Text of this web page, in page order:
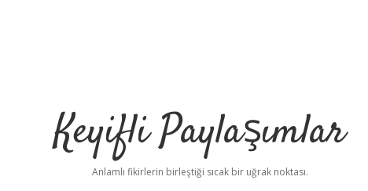
Keyifli Paylaşımlar
Anlamlı fikirlerin birleştiği sıcak bir uğrak noktası.